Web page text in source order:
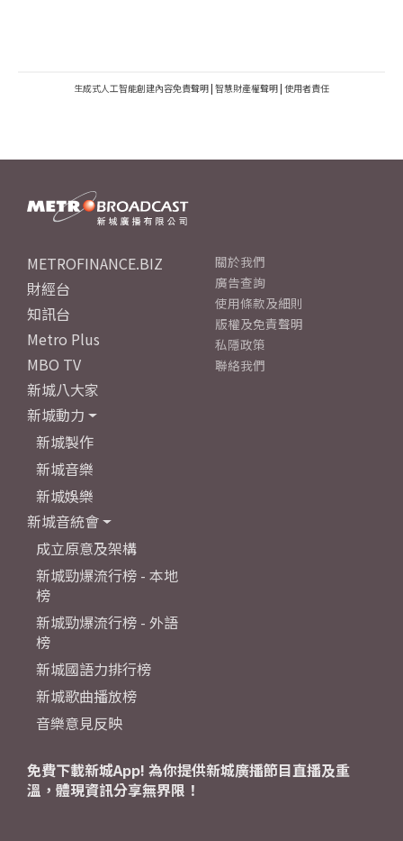
生成式人工智能創建內容免責聲明 | 智慧財產權聲明 | 使用者責任
METROFINANCE.BIZ
財經台
知訊台
Metro Plus
MBO TV
新城八大家
新城動力
新城製作
新城音樂
新城娛樂
新城音統會
成立原意及架構
新城勁爆流行榜 - 本地
榜
新城勁爆流行榜 - 外語
榜
新城國語力排行榜
新城歌曲播放榜
音樂意見反映
關於我們
廣告查詢
使用條款及細則
版權及免責聲明
私隱政策
聯絡我們
免費下載新城App! 為你提供新城廣播節目直播及重
溫，體現資訊分享無界限！